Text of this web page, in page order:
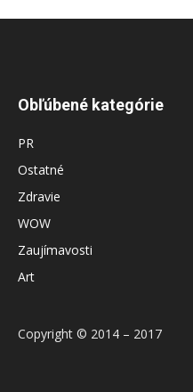
Obľúbené kategórie
PR
Ostatné
Zdravie
WOW
Zaujímavosti
Art
Copyright © 2014 – 2017